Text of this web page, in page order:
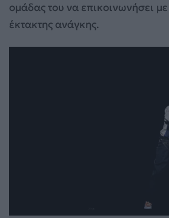
ομάδας του να επικοινωνήσει με
έκτακτης ανάγκης.